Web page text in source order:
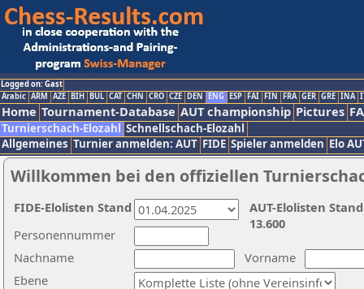
Logged on: Gast
Arabic ARM AZE BIH BUL CAT CHN CRO CZE DEN ENG ESP FAI FIN FRA GER GRE INA
Home Tournament-Database AUT championship Pictures
Turnierschach-Elozahl Schnellschach-Elozahl
Allgemeines Turnier anmelden: AUT FIDE Spieler anmelden Elo
Willkommen bei den offiziellen
Nachname
Vorname
Ebene
Personennummer
AUT-Elolisten
13.600
FIDE-Elolisten Stand